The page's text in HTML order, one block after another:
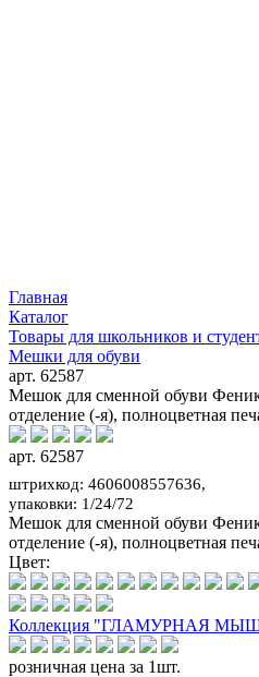
Главная
Каталог
Товары для школьников и
Мешки для обуви
арт. 62587
Мешок для сменной обуви
отделение (-я), полноцветная
арт. 62587
штрихкод: 4606008557636,
упаковки: 1/24/72
Мешок для сменной обуви
отделение (-я), полноцветная
Цвет:
Коллекция "ГЛАМУРНАЯ
розничная цена за 1шт.